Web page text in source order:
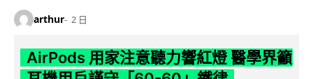
arthur 2 日
AirPods 用家注意聽力響紅燈 醫學界籲